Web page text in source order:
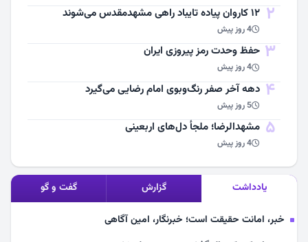
2 ۱۲ کاروان پیاده تایباد راهی مشهدمقدس می‌شوند
4 روز پیش
3 حفظ وحدت رمز پیروزی ایران
4 روز پیش
4 دهه آخر صفر رنگ‌وبوی امام رضایی می‌گیرد
5 روز پیش
5 مشهد‌الرضا؛ ملجأ دل‌های اربعینی
4 روز پیش
یادداشت گزارش گفت و گو
خبر، امانت حقیقت است؛ خبرنگار، امین آگاهی